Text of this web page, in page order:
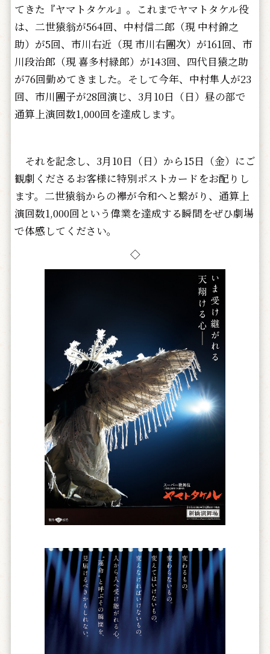
てきた『ヤマトタケル』。これまでヤマトタケル役
は、二世猿翁が564回、中村信二郎（現 中村錦之
助）が5回、市川右近（現 市川右團次）が161回、市
川段治郎（現 喜多村緑郎）が143回、四代目猿之助
が76回勤めてきました。そして今年、中村隼人が23
回、市川團子が28回演じ、3月10日（日）昼の部で
通算上演回数1,000回を達成します。
それを記念し、3月10日（日）から15日（金）にご
観劇くださるお客様に特別ポストカードをお配りし
ます。二世猿翁からの襷が令和へと繋がり、通算上
演回数1,000回という偉業を達成する瞬間をぜひ劇場
で体感してください。
◇